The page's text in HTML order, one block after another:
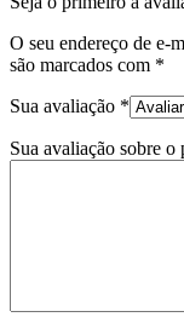
O seu endereço de e-
são marcados com *
Sua avaliação *
Sua avaliação sobre o